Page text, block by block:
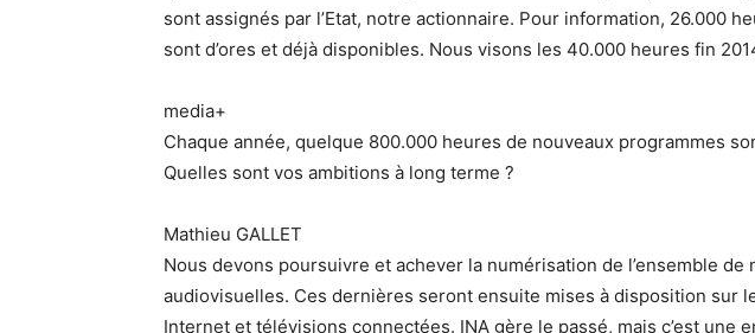
sont assignés par l’Etat, notre actionnaire. Pour information, 26.000
sont d’ores et déjà disponibles. Nous visons les 40.000 heures fin
media+
Chaque année, quelque 800.000 heures de nouveaux programmes
Quelles sont vos ambitions à long terme ?
Mathieu GALLET
Nous devons poursuivre et achever la numérisation de l’ensemble de
audiovisuelles. Ces dernières seront ensuite mises à disposition sur
Internet et télévisions connectées. INA gère le passé, mais c’est une